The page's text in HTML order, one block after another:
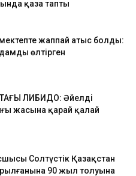
қаза тапты
жаппай атыс болды:
өлтірген
ЛИБИДО: Әйелдің
жасына қарай қалай
Солтүстік Қазақстан
90 жыл толуына